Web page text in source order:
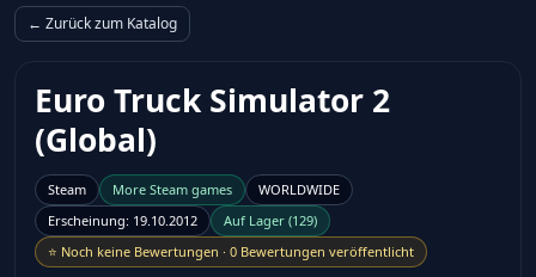
← Zurück zum Katalog
Euro Truck Simulator 2
(Global)
Steam More Steam games
WORLDWIDE
Erscheinung: 19.10.2012 Auf Lager (129)
⭐ Noch keine Bewertungen · 0 Bewertungen veröffentlicht